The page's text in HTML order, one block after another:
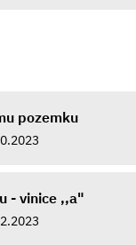
pozemku
- vinice ,,a"